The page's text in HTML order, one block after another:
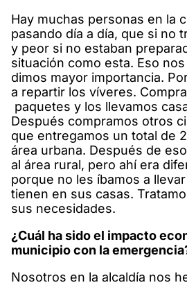
Hay muchas personas en la
pasando día a día, que si no
y peor si no estaban
situación como esta. Eso
dimos mayor importancia.
a repartir los víveres.
paquetes y los llevamos
Después compramos otros
que entregamos un total de
área urbana. Después de
al área rural, pero ahí era
porque no les íbamos a
tienen en sus casas.
sus necesidades.
¿Cuál ha sido el impacto
municipio con la
Nosotros en la alcaldía nos